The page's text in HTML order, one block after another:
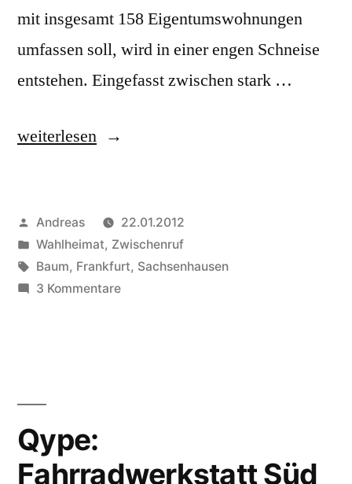
mit insgesamt 158 Eigentumswohnungen
umfassen soll, wird in einer engen Schneise
entstehen. Eingefasst zwischen stark …
„Wie
müssen
für
das
Frankfurt
Sachsenhausen
fallen?“
weiterlesen
Veröffentlicht
von
Andreas
22.01.2012
Veröffentlicht
in
Wahlheimat, Zwischenruf
Schlagwörter:
Baum, Frankfurt, Sachsenhausen
3 Kommentarezu
Holbeinviertel
Qype:
Fahrradwerkstatt Süd